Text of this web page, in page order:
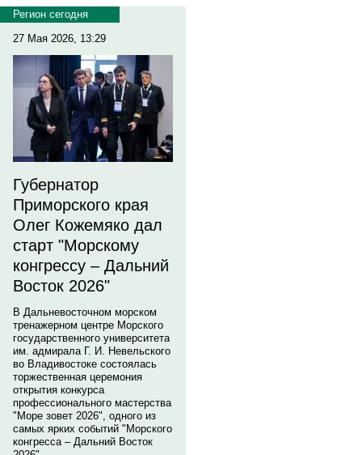
Регион сегодня
27 Мая 2026, 13:29
Губернатор
Приморского края
Олег Кожемяко дал
старт "Морскому
конгрессу – Дальний
Восток 2026"
В Дальневосточном морском
тренажерном центре Морского
государственного университета
им. адмирала Г. И. Невельского
во Владивостоке состоялась
торжественная церемония
открытия конкурса
профессионального мастерства
"Море зовет 2026", одного из
самых ярких событий "Морского
конгресса – Дальний Восток